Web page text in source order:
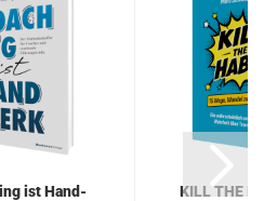
ist Hand­
KILL THE